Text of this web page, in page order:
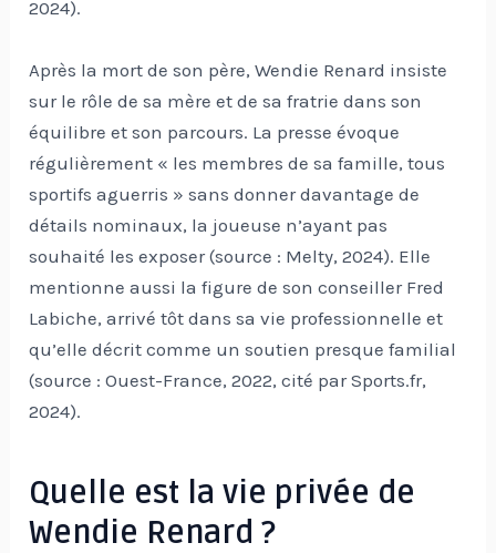
2024).
Après la mort de son père, Wendie Renard insiste
sur le rôle de sa mère et de sa fratrie dans son
équilibre et son parcours. La presse évoque
régulièrement « les membres de sa famille, tous
sportifs aguerris » sans donner davantage de
détails nominaux, la joueuse n’ayant pas
souhaité les exposer (source : Melty, 2024). Elle
mentionne aussi la figure de son conseiller Fred
Labiche, arrivé tôt dans sa vie professionnelle et
qu’elle décrit comme un soutien presque familial
(source : Ouest-France, 2022, cité par Sports.fr,
2024).
Quelle est la vie privée de
Wendie Renard ?